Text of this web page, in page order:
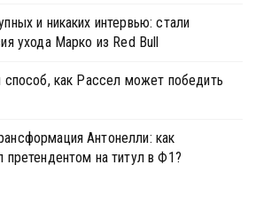
и никаких интервью: стали
ухода Марко из Red Bull
способ, как Рассел может победить
Антонелли: как
претендентом на титул в Ф1?